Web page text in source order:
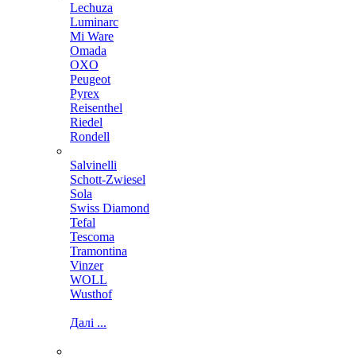
Lechuza
Luminarc
Mi Ware
Omada
OXO
Peugeot
Pyrex
Reisenthel
Riedel
Rondell
Salvinelli
Schott-Zwiesel
Sola
Swiss Diamond
Tefal
Tescoma
Tramontina
Vinzer
WOLL
Wusthof
Далі ...